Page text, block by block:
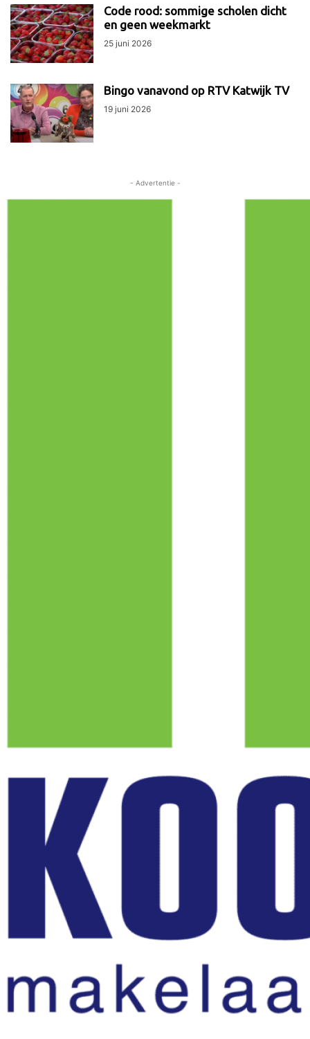
Code rood: sommige scholen dicht
en geen weekmarkt
25 juni 2026
Bingo vanavond op RTV Katwijk TV
19 juni 2026
- Advertentie -